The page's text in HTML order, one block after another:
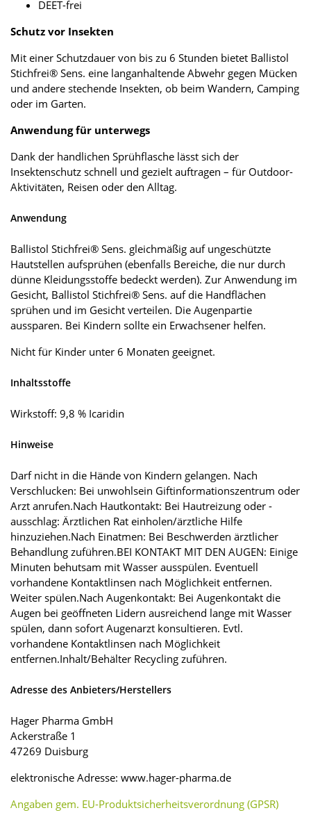
DEET-frei
Schutz vor Insekten
Mit einer Schutzdauer von bis zu 6 Stunden bietet Ballistol
Stichfrei® Sens. eine langanhaltende Abwehr gegen Mücken
und andere stechende Insekten, ob beim Wandern, Camping
oder im Garten.
Anwendung für unterwegs
Dank der handlichen Sprühflasche lässt sich der
Insektenschutz schnell und gezielt auftragen – für Outdoor-
Aktivitäten, Reisen oder den Alltag.
Anwendung
Ballistol Stichfrei® Sens. gleichmäßig auf ungeschützte
Hautstellen aufsprühen (ebenfalls Bereiche, die nur durch
dünne Kleidungsstoffe bedeckt werden). Zur Anwendung im
Gesicht, Ballistol Stichfrei® Sens. auf die Handflächen
sprühen und im Gesicht verteilen. Die Augenpartie
aussparen. Bei Kindern sollte ein Erwachsener helfen.
Nicht für Kinder unter 6 Monaten geeignet.
Inhaltsstoffe
Wirkstoff: 9,8 % Icaridin
Hinweise
Darf nicht in die Hände von Kindern gelangen. Nach
Verschlucken: Bei unwohlsein Giftinformationszentrum oder
Arzt anrufen.Nach Hautkontakt: Bei Hautreizung oder -
ausschlag: Ärztlichen Rat einholen/ärztliche Hilfe
hinzuziehen.Nach Einatmen: Bei Beschwerden ärztlicher
Behandlung zuführen.BEI KONTAKT MIT DEN AUGEN: Einige
Minuten behutsam mit Wasser ausspülen. Eventuell
vorhandene Kontaktlinsen nach Möglichkeit entfernen.
Weiter spülen.Nach Augenkontakt: Bei Augenkontakt die
Augen bei geöffneten Lidern ausreichend lange mit Wasser
spülen, dann sofort Augenarzt konsultieren. Evtl.
vorhandene Kontaktlinsen nach Möglichkeit
entfernen.Inhalt/Behälter Recycling zuführen.
Adresse des Anbieters/Herstellers
Hager Pharma GmbH
Ackerstraße 1
47269 Duisburg
elektronische Adresse: www.hager-pharma.de
Angaben gem. EU-Produktsicherheitsverordnung (GPSR)